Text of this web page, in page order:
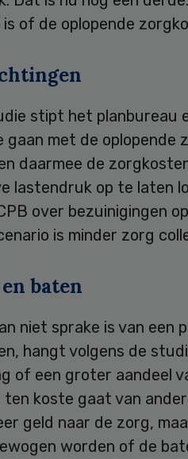
of de oplopende
stipt het planbureau
gaan met de
daarmee de
lastendruk op te laten
over bezuinigingen
is minder zorg
baten
niet sprake is van een
hangt volgens de
of een groter aandeel
ten koste gaat van
geld naar de zorg,
worden of de